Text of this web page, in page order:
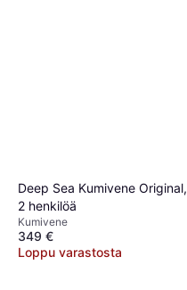
Deep Sea Kumivene Original,
2 henkilöä
Kumivene
349 €
Loppu varastosta